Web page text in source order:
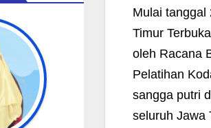
Mulai tanggal
Timur
oleh Racana
Pelatihan
sangga putri
seluruh Jawa